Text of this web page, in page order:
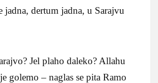
jadna, dertum jadna, u Sarajvu
Jel plaho daleko? Allahu
golemo – naglas se pita Ramo